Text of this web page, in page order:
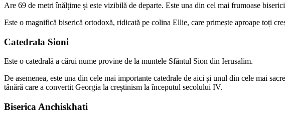
Are 69 de metri înălțime și este vizibilă de departe. Este una din cel mai frumoase
Este o magnifică biserică ortodoxă, ridicată pe colina Ellie, care primește aproape toți
Catedrala Sioni
Este o catedrală a cărui nume provine de la muntele Sfântul Sion din Ierusalim.
De asemenea, este una din cele mai importante catedrale de aici și unul din cele mai
tânără care a convertit Georgia la creștinism la începutul secolului IV.
Biserica Anchiskhati